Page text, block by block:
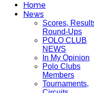
Home
News
Scores,
Round-Ups
POLO CLUB
NEWS
In My Opinion
Polo Clubs
Members
Tournaments,